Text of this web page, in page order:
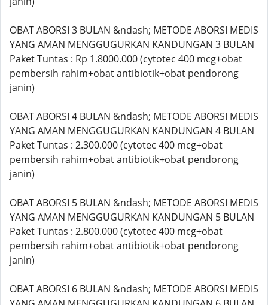
OBAT ABORSI 3 BULAN &ndash; METODE ABORSI MEDIS
YANG AMAN MENGGUGURKAN KANDUNGAN 3 BULAN
Paket Tuntas : Rp 1.8000.000 (cytotec 400 mcg+obat
pembersih rahim+obat antibiotik+obat pendorong
janin)
OBAT ABORSI 4 BULAN &ndash; METODE ABORSI MEDIS
YANG AMAN MENGGUGURKAN KANDUNGAN 4 BULAN
Paket Tuntas : 2.300.000 (cytotec 400 mcg+obat
pembersih rahim+obat antibiotik+obat pendorong
janin)
OBAT ABORSI 5 BULAN &ndash; METODE ABORSI MEDIS
YANG AMAN MENGGUGURKAN KANDUNGAN 5 BULAN
Paket Tuntas : 2.800.000 (cytotec 400 mcg+obat
pembersih rahim+obat antibiotik+obat pendorong
janin)
OBAT ABORSI 6 BULAN &ndash; METODE ABORSI MEDIS